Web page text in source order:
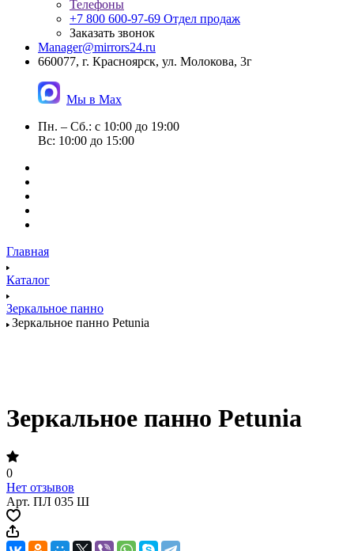
Телефоны
+7 800 600-97-69 Отдел продаж
Заказать звонок
Manager@mirrors24.ru
660077, г. Красноярск, ул. Молокова, 3г
Мы в Max
Пн. – Сб.: с 10:00 до 19:00
Вс: 10:00 до 15:00
Главная
Каталог
Зеркальное панно
Зеркальное панно Petunia
Зеркальное панно Petunia
0
Нет отзывов
Арт. ПЛ 035 Ш